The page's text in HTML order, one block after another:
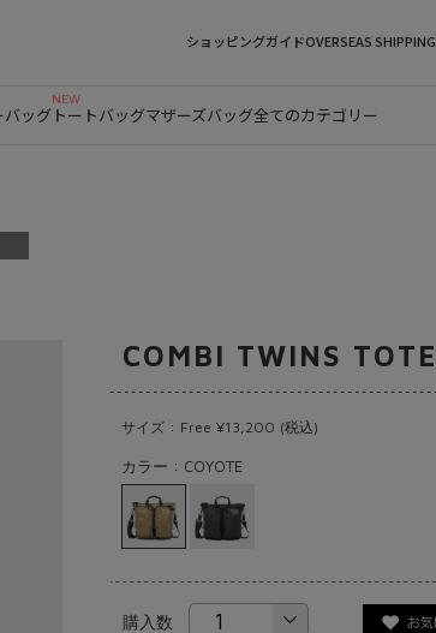
ショッピングガイドOVERSEAS SHIPPING
ッグ トートバッグマザーズバッグ全てのカテゴリー
COMBI TWINS TOTE
サイズ : Free ¥13,200 (税込)
カラー : COYOTE
購入数